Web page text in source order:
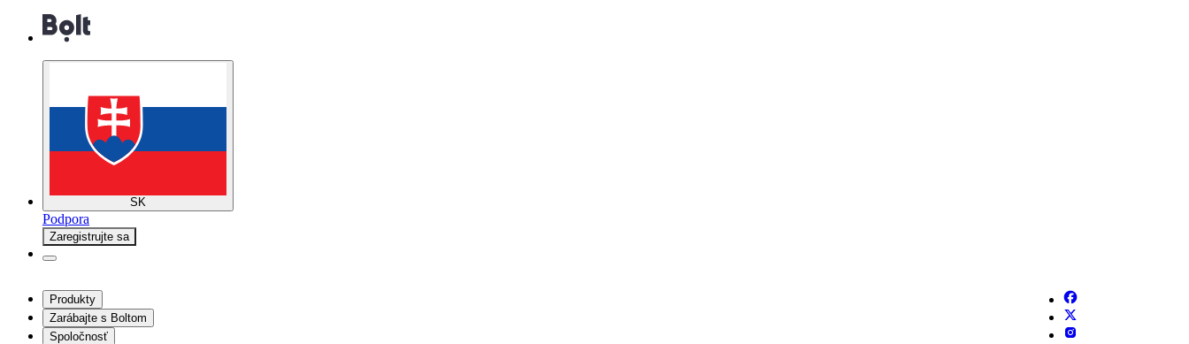
SK
Podpora
Zaregistrujte sa
Produkty
Zarábajte s Boltom
Spoločnosť